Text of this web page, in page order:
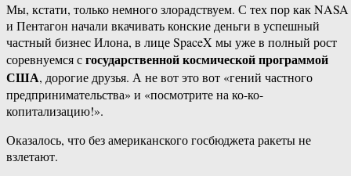
Мы, кстати, только немного злорадствуем. С тех пор как NASA
и Пентагон начали вкачивать конские деньги в успешный
частный бизнес Илона, в лице SpaceX мы уже в полный рост
соревнуемся сгосударственной космической программой
США, дорогие друзья. А не вот это вот «гений частного
предпринимательства» и «посмотрите на ко-ко-
копитализацию!».
Оказалось, что без американского госбюджета ракеты не
взлетают.